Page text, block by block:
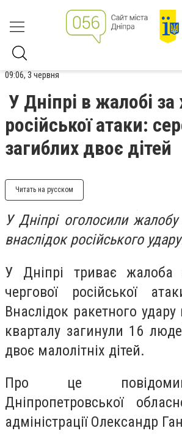
09:06, 3 червня
У Дніпрі в жалобі
російської атаки:
загиблих двоє дітей
Читать на русском
У Дніпрі оголосили
внаслідок російського
У Дніпрі триває жалоба
чергової російської
Внаслідок ракетного
кварталу загинули 16
двоє малолітніх дітей.
Про це
Дніпропетровської
адміністрації Олександр